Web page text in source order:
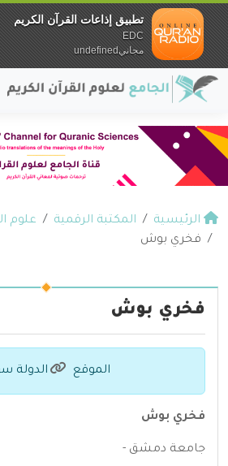
الرئيسية المكتبة الرقمية
علوم
فخري بوش
فخري بوش
الموقع الدولة
فخري بوش
جامعة دمشق -
تطبيق إذاعات القرآن الكريم
EDC
مجانيundefined